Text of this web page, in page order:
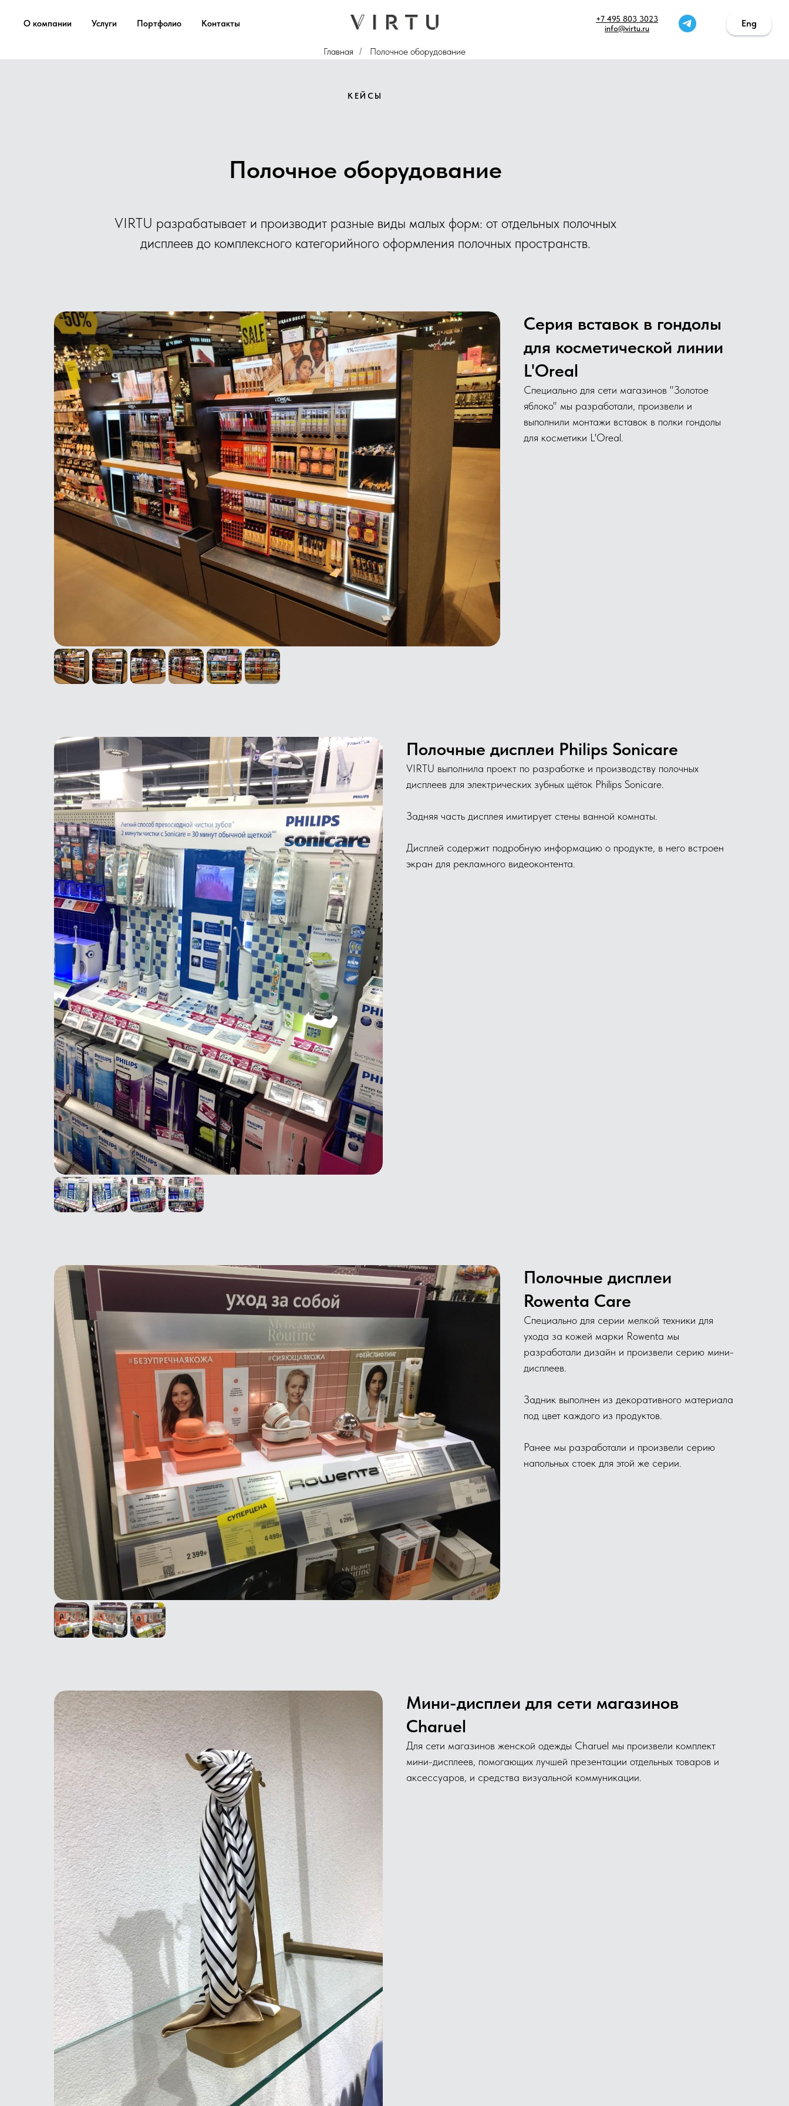
О компании Услуги Портфолио Контакты
+7 495 803 3023
info@virtu.ru
Eng
Eng
Главная / Полочное оборудование
КЕЙСЫ
Полочное оборудование
VIRTU разрабатывает и производит разные виды малых форм: от отдельных полочных
дисплеев до комплексного категорийного оформления полочных пространств.
Серия вставок в гондолы
для косметической линии
L'Oreal
Специально для сети магазинов "Золотое
яблоко" мы разработали, произвели и
выполнили монтажи вставок в полки гондолы
для косметики L'Oreal.
Полочные дисплеи Philips Sonicare
VIRTU выполнила проект по разработке и производству полочных
дисплеев для электрических зубных щёток Philips Sonicare.
Задняя часть дисплея имитирует стены ванной комнаты.
Дисплей содержит подробную информацию о продукте, в него встроен
экран для рекламного видеоконтента.
Полочные дисплеи
Rowenta Care
Специально для серии мелкой техники для
ухода за кожей марки Rowenta мы
разработали дизайн и произвели серию мини-
дисплеев.
Задник выполнен из декоративного материала
под цвет каждого из продуктов.
Ранее мы разработали и произвели серию
напольных стоек для этой же серии.
Мини-дисплеи для сети магазинов
Charuel
Для сети магазинов женской одежды Charuel мы произвели комплект
мини-дисплеев, помогающих лучшей презентации отдельных товаров и
аксессуаров, и средства визуальной коммуникации.